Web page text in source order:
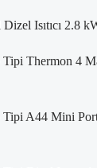
Isıtıcı 2.8
Thermon 4
A44 Mini